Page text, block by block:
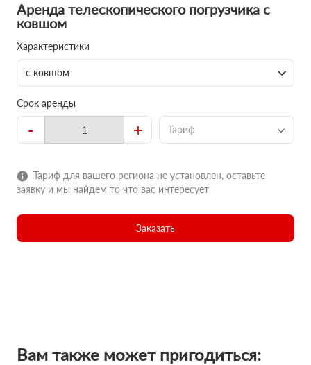
Аренда телескопического погрузчика с
ковшом
Характеристики
с ковшом
Срок аренды
- + Тариф
Тариф для вашего региона не установлен, оставьте
заявку и мы найдем то что вас интересует
Заказать
Вам также может пригодиться: